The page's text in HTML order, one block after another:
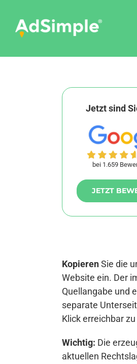
content
Jetzt sind
bei 1.659
JETZT
KopierenSie die
Website ein. Der
Quellangabe und
separate
Klick erreichbar
Wichtig: Die
aktuellen